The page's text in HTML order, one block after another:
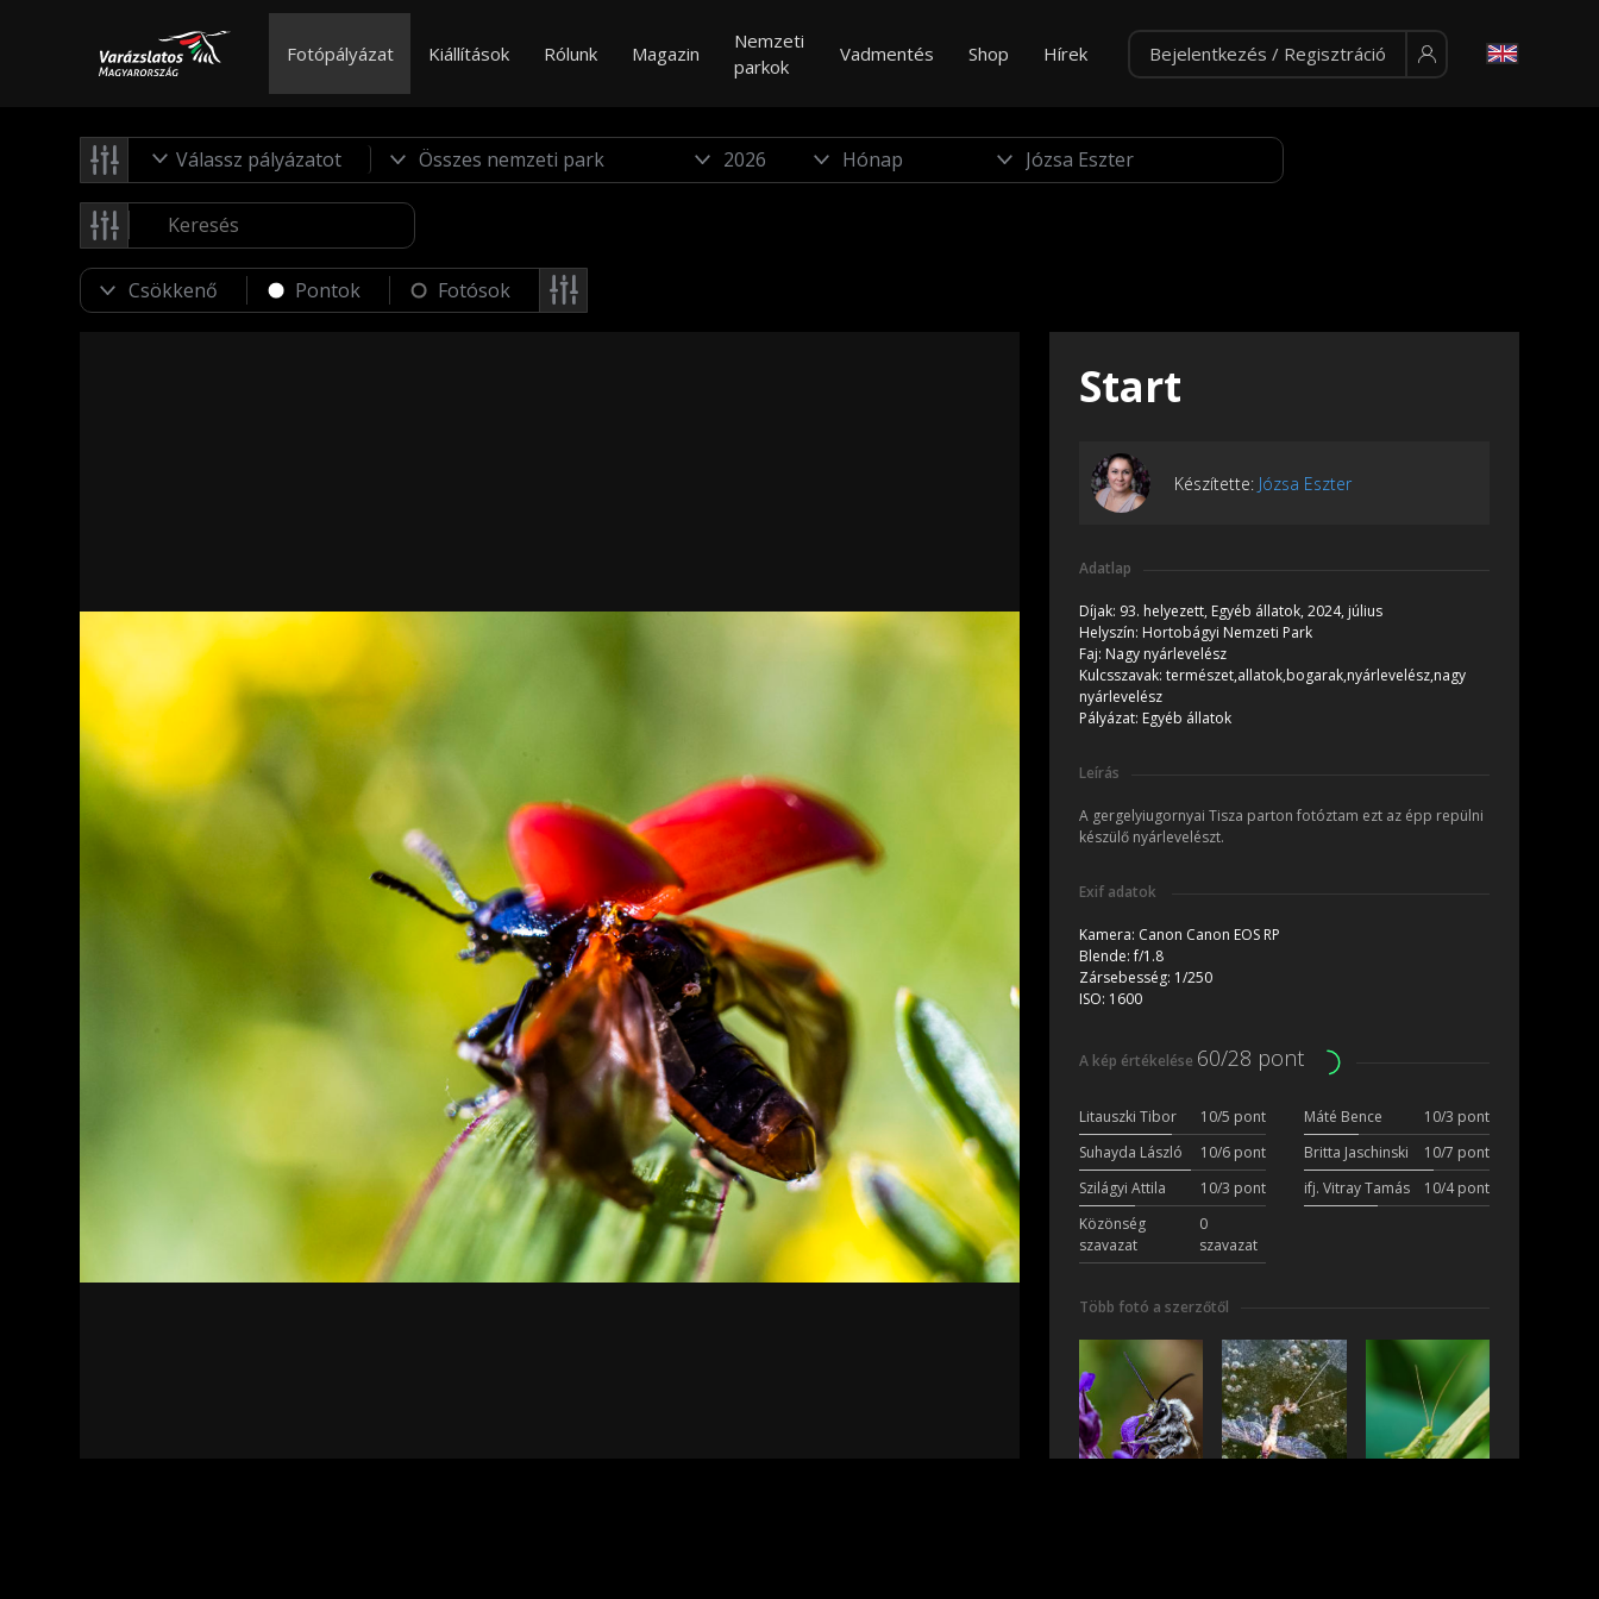
Fotópályázat Kiállítások Rólunk Magazin
Nemzeti
parkok
Vadmentés Shop Hírek Bejelentkezés / Regisztráció
Válassz pályázatot
Pontok Fotósok
Start
Készítette: Józsa Eszter
Adatlap
Díjak: 93. helyezett, Egyéb állatok, 2024, július
Helyszín: Hortobágyi Nemzeti Park
Faj: Nagy nyárlevelész
Kulcsszavak: természet,allatok,bogarak,nyárlevelész,nagy
nyárlevelész
Pályázat: Egyéb állatok
Leírás
A gergelyiugornyai Tisza parton fotóztam ezt az épp repülni
készülő nyárlevelészt.
Exif adatok
Kamera: Canon Canon EOS RP
Blende:f/1.8
Zársebesség: 1/250
ISO: 1600
A kép értékelése 60/28 pont
Litauszki Tibor 10/5 pont Máté Bence
10/3 pont
Suhayda László
10/6 pont Britta Jaschinski
10/7 pont
Szilágyi Attila
10/3 pont ifj. Vitray Tamás
10/4 pont
Közönség
szavazat
0
szavazat
Több fotó a szerzőtől